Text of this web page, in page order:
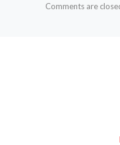
Comments are